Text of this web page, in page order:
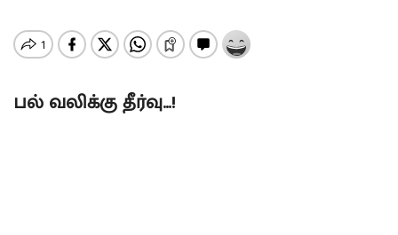
பல் வலிக்கு தீர்வு…!